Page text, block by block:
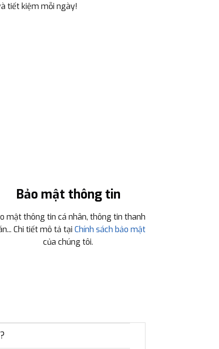
tiết kiệm mỗi ngày!
Bảo mật thông tin
mật thông tin cá nhân, thông tin thanh
Chi tiết mô tả tại Chính sách bảo mật
của chúng tôi.